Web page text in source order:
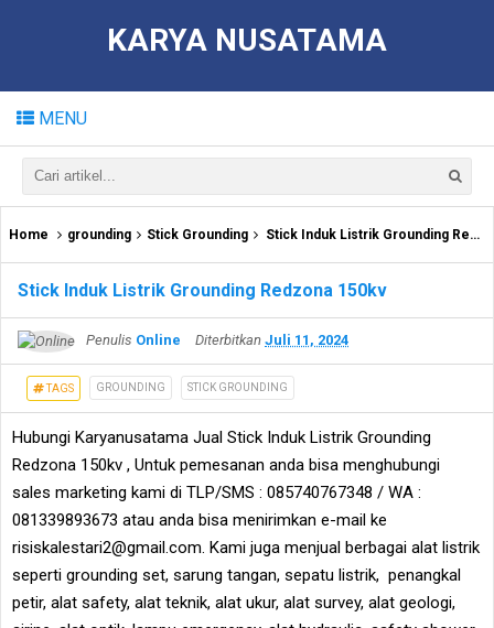
KARYA NUSATAMA
MENU
Home grounding Stick Grounding Stick Induk Listrik Grounding Redzona 150kv
Stick Induk Listrik Grounding Redzona 150kv
Penulis Online Diterbitkan Juli 11, 2024
TAGS GROUNDING STICK GROUNDING
Hubungi Karyanusatama Jual Stick Induk Listrik Grounding
Redzona 150kv , Untuk pemesanan anda bisa menghubungi
sales marketing kami di TLP/SMS : 085740767348 / WA :
081339893673 atau anda bisa menirimkan e-mail ke
risiskalestari2@gmail.com. Kami juga menjual berbagai alat listrik
seperti grounding set, sarung tangan, sepatu listrik, penangkal
petir, alat safety, alat teknik, alat ukur, alat survey, alat geologi,